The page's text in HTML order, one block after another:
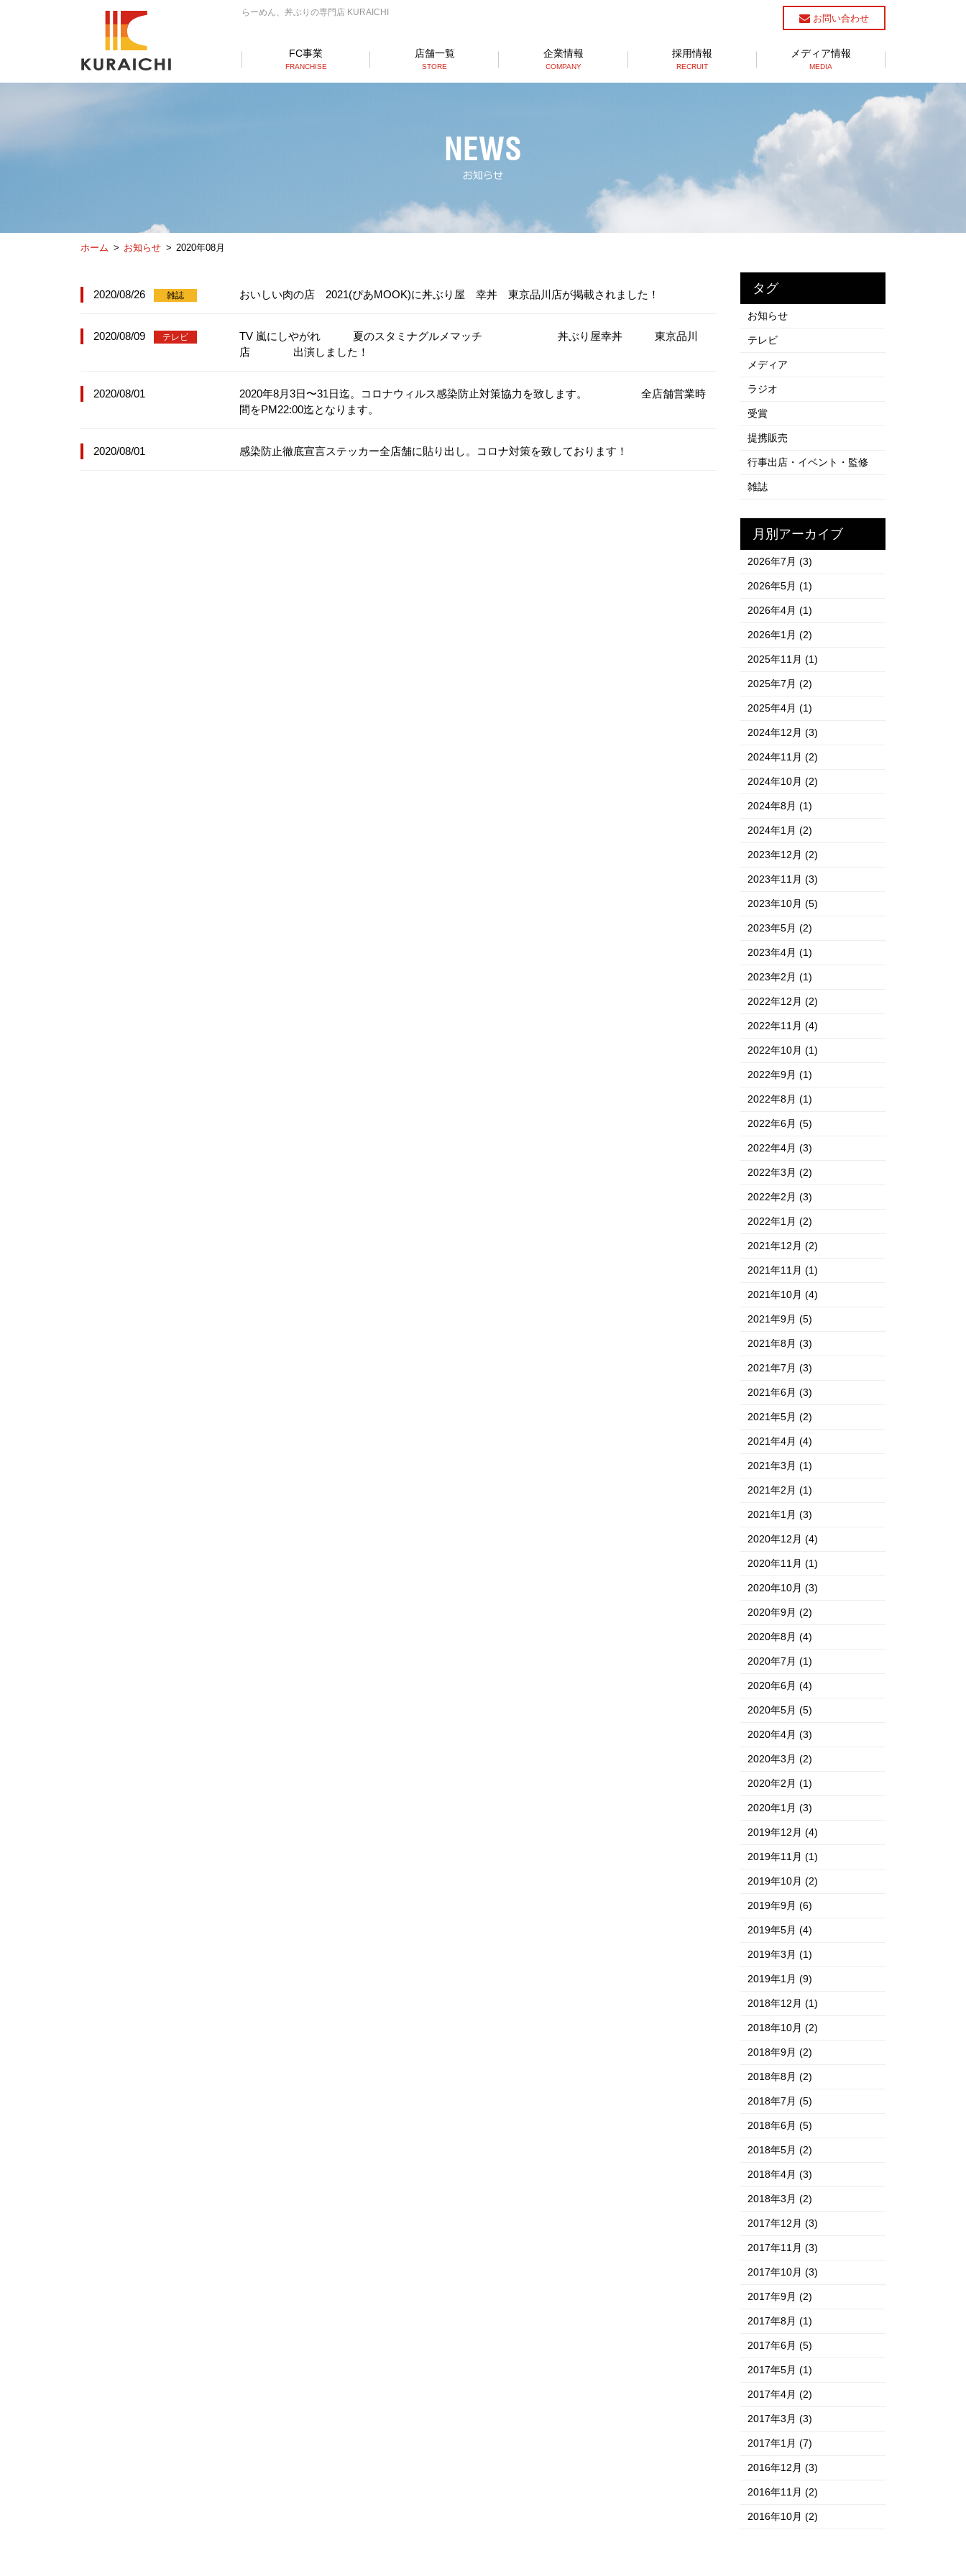
らーめん、丼ぶりの専門店 KURAICHI
お問い合わせ
FC事業
FRANCHISE
店舗一覧
STORE
らーめん店一覧
テイクアウト/デリバリー
企業情報
COMPANY
採用情報
RECRUIT
メディア情報
MEDIA
ホーム お知らせ 2020年08月
2020/08/26 雑誌 おいしい肉の店 2021(ぴあMOOK)に丼ぶり屋 幸丼 東京品川店が掲載されました！
2020/08/09 テレビ
TV 嵐にしやがれ 夏のスタミナグルメマッチ 丼ぶり屋幸丼 東京品川
店 出演しました！
2020/08/01
2020年8月3日〜31日迄。コロナウィルス感染防止対策協力を致します。 全店舗営業時
間をPM22:00迄となります。
2020/08/01 感染防止徹底宣言ステッカー全店舗に貼り出し。コロナ対策を致しております！
タグ
お知らせ
テレビ
メディア
ラジオ
受賞
提携販売
行事出店・イベント・監修
雑誌
月別アーカイブ
2026年7月(3)
2026年5月(1)
2026年4月(1)
2026年1月(2)
2025年11月(1)
2025年7月(2)
2025年4月(1)
2024年12月(3)
2024年11月(2)
2024年10月(2)
2024年8月(1)
2024年1月(2)
2023年12月(2)
2023年11月(3)
2023年10月(5)
2023年5月(2)
2023年4月(1)
2023年2月(1)
2022年12月(2)
2022年11月(4)
2022年10月(1)
2022年9月(1)
2022年8月(1)
2022年6月(5)
2022年4月(3)
2022年3月(2)
2022年2月(3)
2022年1月(2)
2021年12月(2)
2021年11月(1)
2021年10月(4)
2021年9月(5)
2021年8月(3)
2021年7月(3)
2021年6月(3)
2021年5月(2)
2021年4月(4)
2021年3月(1)
2021年2月(1)
2021年1月(3)
2020年12月(4)
2020年11月(1)
2020年10月(3)
2020年9月(2)
2020年8月(4)
2020年7月(1)
2020年6月(4)
2020年5月(5)
2020年4月(3)
2020年3月(2)
2020年2月(1)
2020年1月(3)
2019年12月(4)
2019年11月(1)
2019年10月(2)
2019年9月(6)
2019年5月(4)
2019年3月(1)
2019年1月(9)
2018年12月(1)
2018年10月(2)
2018年9月(2)
2018年8月(2)
2018年7月(5)
2018年6月(5)
2018年5月(2)
2018年4月(3)
2018年3月(2)
2017年12月(3)
2017年11月(3)
2017年10月(3)
2017年9月(2)
2017年8月(1)
2017年6月(5)
2017年5月(1)
2017年4月(2)
2017年3月(3)
2017年1月(7)
2016年12月(3)
2016年11月(2)
2016年10月(2)